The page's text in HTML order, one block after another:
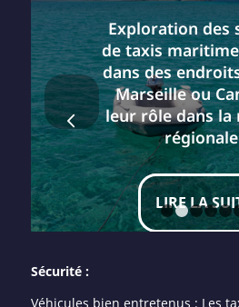
Exploration des
de taxis
dans des
Marseille ou
leur rôle dans la
LIRE LA
Suivant
Sécurité :
Véhicules bien entretenus : Les